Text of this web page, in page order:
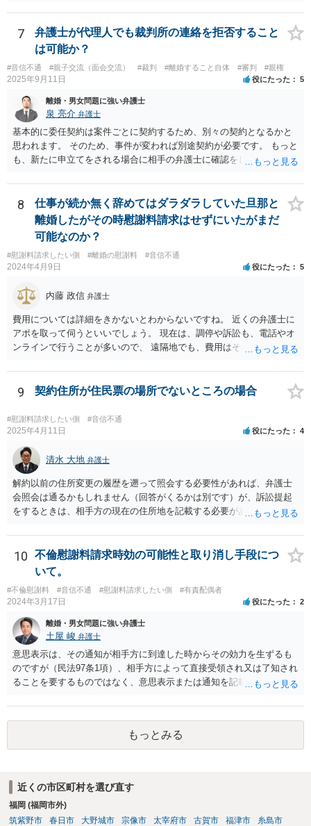
具合などを実況見分調書で保存したりなど証拠を収集し、立件する方
針を決めた場合は検察庁に事件を送致する流れとなることが見込まれ
ます。
7
弁護士が代理人でも裁判所の連絡を拒否すること
は可能か？
#音信不通 #親子交流（面会交流） #裁判 #離婚すること自体 #審判 #親権
2025年9月11日 役にたった 5
離婚・男女問題に強い弁護士
泉 亮介 弁護士
基本的に委任契約は案件ごとに契約するため、別々の契約となるかと
思われます。 そのため、事件が変われば別途契約が必要です。 もっと
も、新たに申立てをされる場合に相手の弁護士に確認をして、相手の
も考えられるでしょう。
8
仕事が続か無く辞めてはダラダラしていた旦那と
離婚したがその時慰謝料請求はせずにいたがまだ
可能なのか？
#慰謝料請求したい側 #離婚の慰謝料 #音信不通
2024年4月9日 役にたった 5
内藤 政信 弁護士
費用については詳細をきかないとわからないですね。 近くの弁護士に
アポを取って伺うといいでしょう。 現在は、調停や訴訟も、電話やオ
ンラインで行うことが多いので、 遠隔地でも、費用はそれほど変わり
9 契約住所が住民票の場所でないところの場合
#慰謝料請求したい側 #音信不通
2025年4月11日 役にたった 4
清水 大地 弁護士
解約以前の住所変更の履歴を遡って照会する必要性があれば、弁護士
会照会は通るかもしれません（回答がくるかは別です）が、訴訟提起
をするときは、相手方の現在の住所地を記載する必要がありますの
せん。弁護士会照会を依頼する弁護士と必要性についてよく協議され
る必要があると思います。
10
不倫慰謝料請求時効の可能性と取り消し手段につ
いて。
#不倫慰謝料 #音信不通 #慰謝料請求したい側 #有責配偶者
2024年3月17日 役にたった 2
離婚・男女問題に強い弁護士
土屋 峻 弁護士
意思表示は、その通知が相手方に到達した時からその効力を生ずるも
のですが（民法97条1項）、相手方によって直接受領され又は了知され
ることを要するものではなく、意思表示または通知を記載した書面
られます（最判昭和43年12月17日）。したがって、相手方の支配圏内
に入っていれば（郵便受けに投函するなど。実際には配達証明などを
つけたほうがよいでしょう。）、時効の完成猶予の効果を享受できる
と考えます。 その結果、催告の時効完成猶予期間の6か月の間に訴訟
もっとみる
近くの市区町村を選び直す
福岡 (福岡市外)
筑紫野市
春日市 大野城市 宗像市 太宰府市 古賀市 福津市 糸島市